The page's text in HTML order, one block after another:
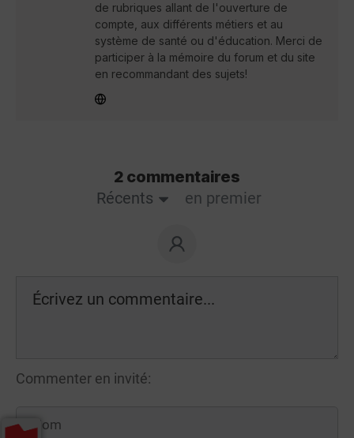
de rubriques allant de l'ouverture de
compte, aux différents métiers et au
système de santé ou d'éducation. Merci de
participer à la mémoire du forum et du site
en recommandant des sujets!
2 commentaires
Récents
en premier
Commenter en invité: